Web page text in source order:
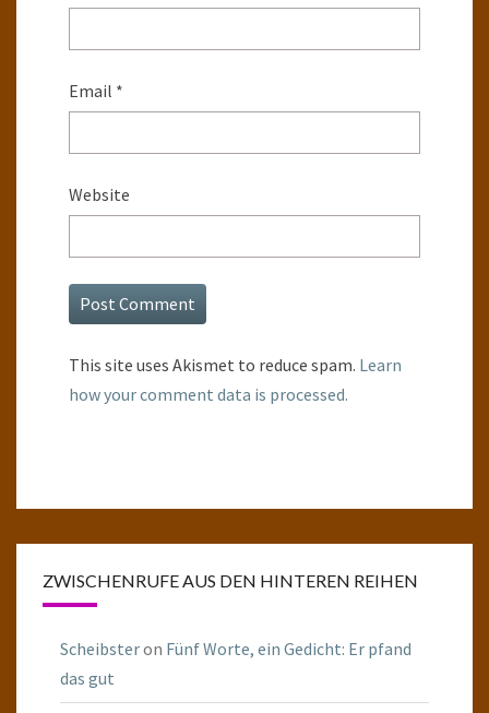
Email *
Website
This site uses Akismet to reduce spam. Learn
how your comment data is processed.
ZWISCHENRUFE AUS DEN HINTEREN REIHEN
Scheibsteron Fünf Worte, ein Gedicht: Er pfand
das gut